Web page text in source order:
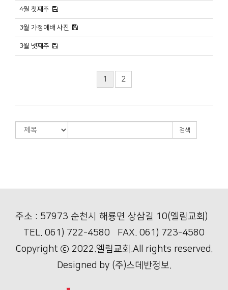
4월 첫째주
3월 가정예배 사진
3월 넷째주
1 2
검색
주소 : 57973 순천시 해룡면 상삼길 10(엘림교회)
TEL. 061) 722-4580 FAX. 061) 723-4580
Copyright ⓒ 2022.엘림교회.All rights reserved.
Designed by (주)스데반정보.